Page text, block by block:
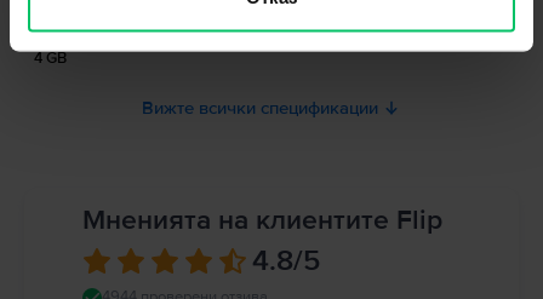
RAM памет
4 GB
Вижте всички спецификации
Мненията на клиентите Flip
4.8/5